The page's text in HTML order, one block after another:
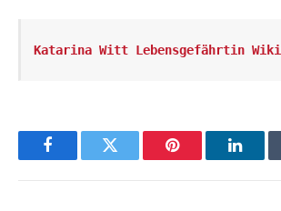
Katarina Witt Lebensgefährtin
FacebookTwitter Pinterest